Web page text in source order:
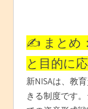
✍️ まとめ
と目的に
新NISAは、教
きる制度です